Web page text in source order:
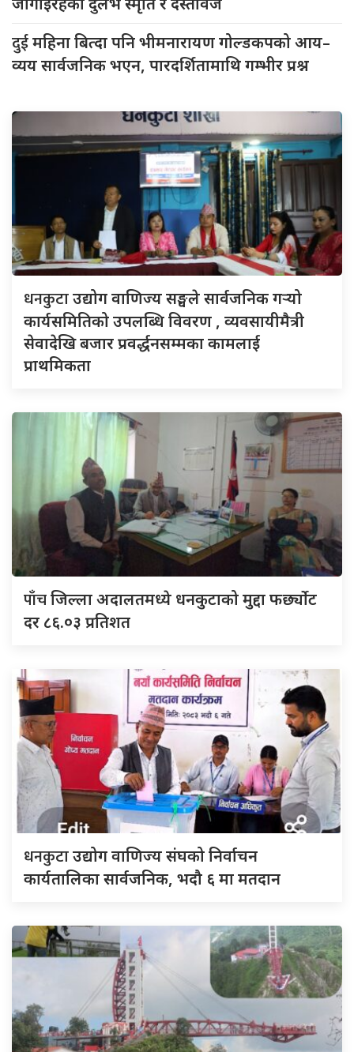
दुईमहिना बित्दा पनि भीमनारायण गोल्डकपको आय–
व्यय सार्वजनिक भएन, पारदर्शितामाथि गम्भीर प्रश्न
धनकुटाउद्योग वाणिज्य सङ्घले सार्वजनिक गर्‍यो
कार्यसमितिको उपलब्धि विवरण , व्यवसायीमैत्री
सेवादेखि बजार प्रवर्द्धनसम्मका कामलाई
प्राथमिकता
पाँचजिल्ला अदालतमध्ये धनकुटाको मुद्दा फर्छ्योट
दर ८६.०३ प्रतिशत
धनकुटाउद्योग वाणिज्य संघको निर्वाचन
कार्यतालिका सार्वजनिक, भदौ ६ मा मतदान